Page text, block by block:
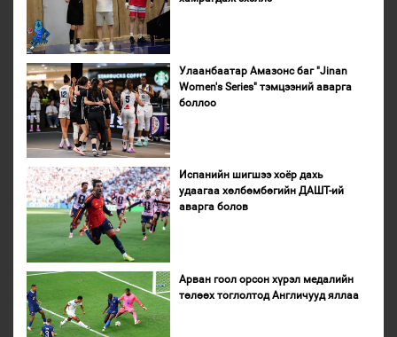
Улаанбаатар Амазонс баг "Jinan
Women's Series" тэмцээний аварга
боллоо
Испанийн шигшээ хоёр дахь
удаагаа хөлбөмбөгийн ДАШТ-ий
аварга болов
Арван гоол орсон хүрэл медалийн
төлөөх тоглолтод Англичууд яллаа